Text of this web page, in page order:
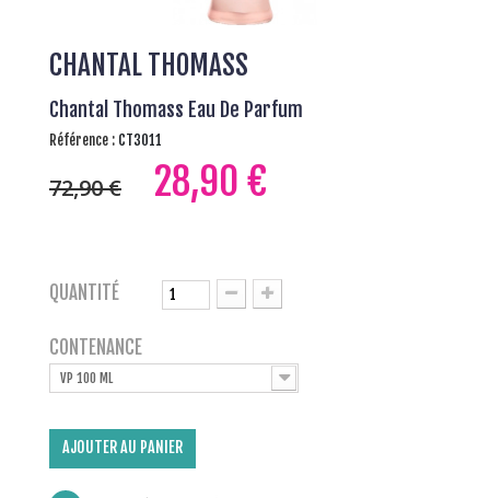
CHANTAL THOMASS
Chantal Thomass Eau De Parfum
Référence : CT3011
72,90 € 28,90 €
QUANTITÉ
CONTENANCE
VP 100 ML
AJOUTER AU PANIER